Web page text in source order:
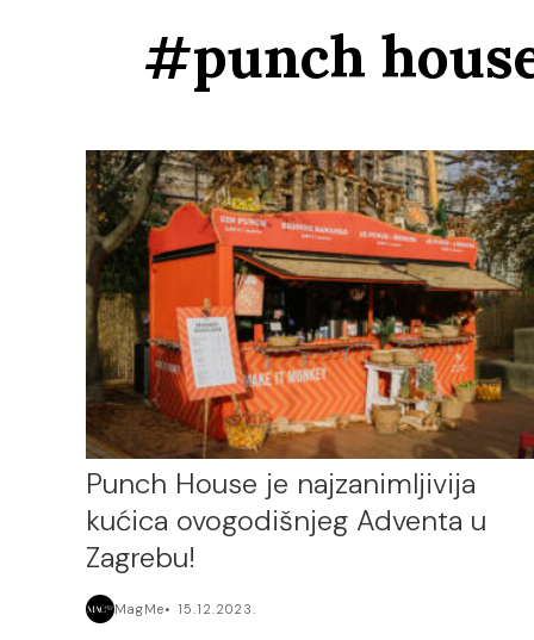
#punch
Punch House je najzanimljivija
kućica ovogodišnjeg Adventa u
Zagrebu!
MagMe 15.12.2023.